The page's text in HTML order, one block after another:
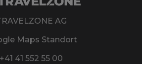
AG
Maps Standort
+41 41 552 55 00